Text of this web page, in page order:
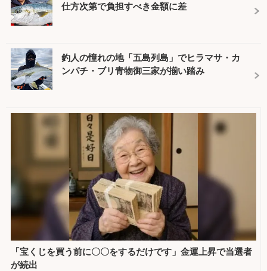
仕方次第で負担すべき金額に差
釣人の憧れの地「五島列島」でヒラマサ・カ
ンパチ・ブリ青物御三家が揃い踏み
「宝くじを買う前に〇〇をするだけです」金運上昇で当選者
が続出